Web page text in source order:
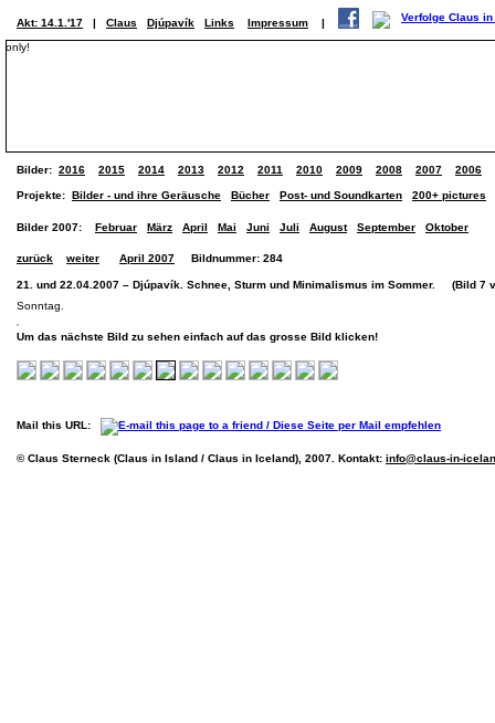
Akt: 14.1.'17 | Claus Djúpavík Links Impressum
|
only!
Bilder: 2016 2015 2014 2013 2012 2011 2010 2009 2008 2007 2006
Projekte: Bilder - und ihre Geräusche Bücher Post- und Soundkarten 200+ pictures
Bilder 2007: Februar März April Mai Juni Juli August September Oktober
zurück weiter April 2007 Bildnummer: 284
21. und 22.04.2007 – Djúpavík. Schnee, Sturm und Minimalismus im Sommer. (Bild 7
Sonntag.
Um das nächste Bild zu sehen einfach auf das grosse Bild klicken!
Mail this URL:
© Claus Sterneck (Claus in Island / Claus in Iceland), 2007. Kontakt: info@claus-in-